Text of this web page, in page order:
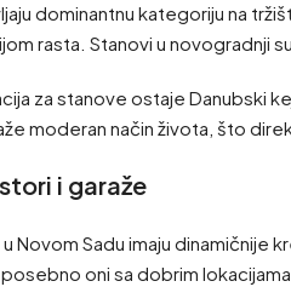
dominantnu kategoriju na
rasta. Stanovi u novogradnji
za stanove ostaje Danubski
moderan način života, što
i garaže
Novom Sadu imaju
oni sa dobrim